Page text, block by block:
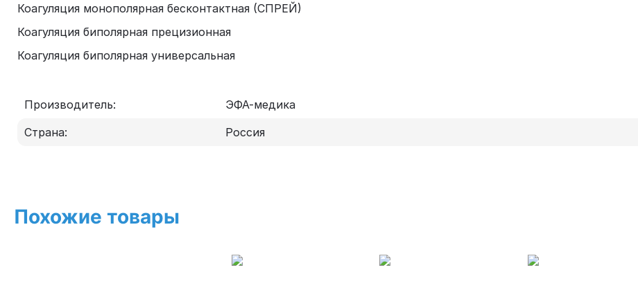
Коагуляция монополярная бесконтактная (СПРЕЙ)
Коагуляция биполярная прецизионная
Коагуляция биполярная универсальная
Производитель:
ЭФА-медика
Страна:
Россия
Похожие товары